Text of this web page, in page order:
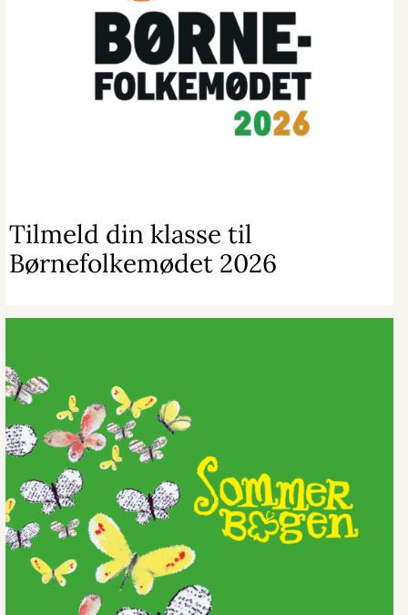
Tilmeld din klasse til
Børnefolkemødet 2026